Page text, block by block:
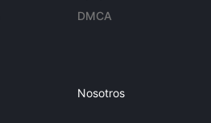
DMCA
Nosotros